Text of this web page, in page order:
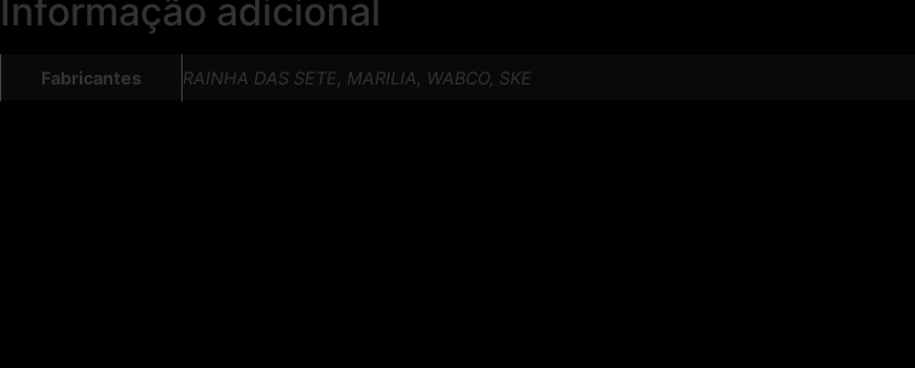
Informação adicional
Fabricantes RAINHA DAS SETE, MARILIA, WABCO, SKE